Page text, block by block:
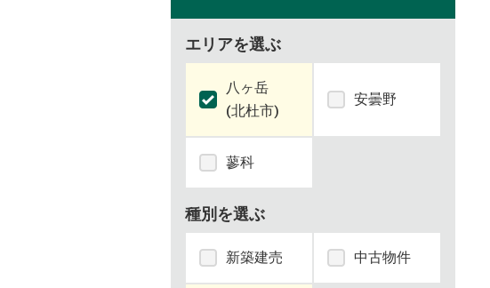
エリアを選ぶ
八ヶ岳
(北杜市)
安曇野
蓼科
種別を選ぶ
新築建売 中古物件